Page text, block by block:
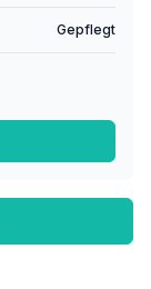
Gepflegt